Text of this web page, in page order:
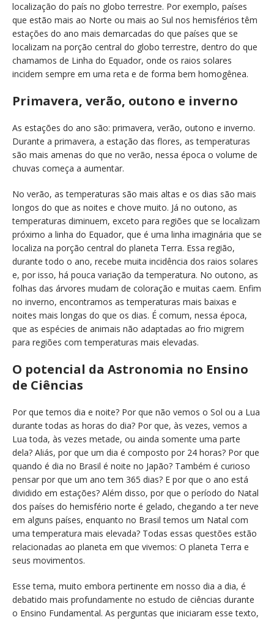
localização do país no globo terrestre. Por exemplo, países
que estão mais ao Norte ou mais ao Sul nos hemisférios têm
estações do ano mais demarcadas do que países que se
localizam na porção central do globo terrestre, dentro do que
chamamos de Linha do Equador, onde os raios solares
incidem sempre em uma reta e de forma bem homogênea.
Primavera, verão, outono e inverno
As estações do ano são: primavera, verão, outono e inverno.
Durante a primavera, a estação das flores, as temperaturas
são mais amenas do que no verão, nessa época o volume de
chuvas começa a aumentar.
No verão, as temperaturas são mais altas e os dias são mais
longos do que as noites e chove muito. Já no outono, as
temperaturas diminuem, exceto para regiões que se localizam
próximo a linha do Equador, que é uma linha imaginária que se
localiza na porção central do planeta Terra. Essa região,
durante todo o ano, recebe muita incidência dos raios solares
e, por isso, há pouca variação da temperatura. No outono, as
folhas das árvores mudam de coloração e muitas caem. Enfim
no inverno, encontramos as temperaturas mais baixas e
noites mais longas do que os dias. É comum, nessa época,
que as espécies de animais não adaptadas ao frio migrem
para regiões com temperaturas mais elevadas.
O potencial da Astronomia no Ensino
de Ciências
Por que temos dia e noite? Por que não vemos o Sol ou a Lua
durante todas as horas do dia? Por que, às vezes, vemos a
Lua toda, às vezes metade, ou ainda somente uma parte
dela? Aliás, por que um dia é composto por 24 horas? Por que
quando é dia no Brasil é noite no Japão? Também é curioso
pensar por que um ano tem 365 dias? E por que o ano está
dividido em estações? Além disso, por que o período do Natal
dos países do hemisfério norte é gelado, chegando a ter neve
em alguns países, enquanto no Brasil temos um Natal com
uma temperatura mais elevada? Todas essas questões estão
relacionadas ao planeta em que vivemos: O planeta Terra e
seus movimentos.
Esse tema, muito embora pertinente em nosso dia a dia, é
debatido mais profundamente no estudo de ciências durante
o Ensino Fundamental. As perguntas que iniciaram esse texto,